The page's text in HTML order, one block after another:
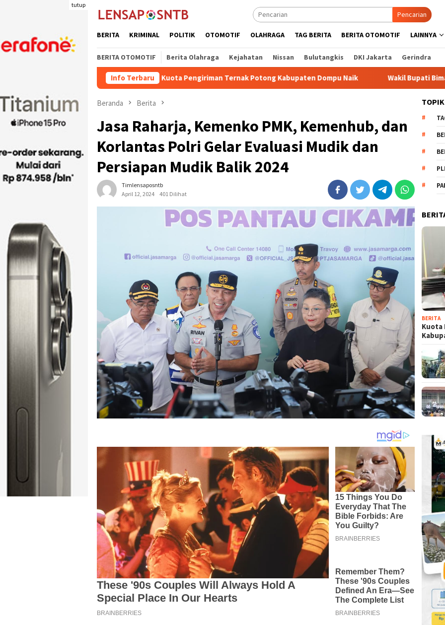
tutup
Pencarian
BERITA KRIMINAL POLITIK OTOMOTIF OLAHRAGA TAG BERITA BERITA OTOMOTIF LAINNYA
BERITA OTOMOTIF Berita Olahraga Kejahatan Nissan Bulutangkis DKI Jakarta Gerindra
Info Terbaru
Kuota Pengiriman Ternak Potong Kabupaten Dompu Naik Wakil Bupati Bima dr. H. Irfan
Beranda Berita
Jasa Raharja, Kemenko PMK, Kemenhub, dan
Korlantas Polri Gelar Evaluasi Mudik dan
Persiapan Mudik Balik 2024
Timlensaposntb
April 12, 2024
401 Dilihat
BERITA
Kuota